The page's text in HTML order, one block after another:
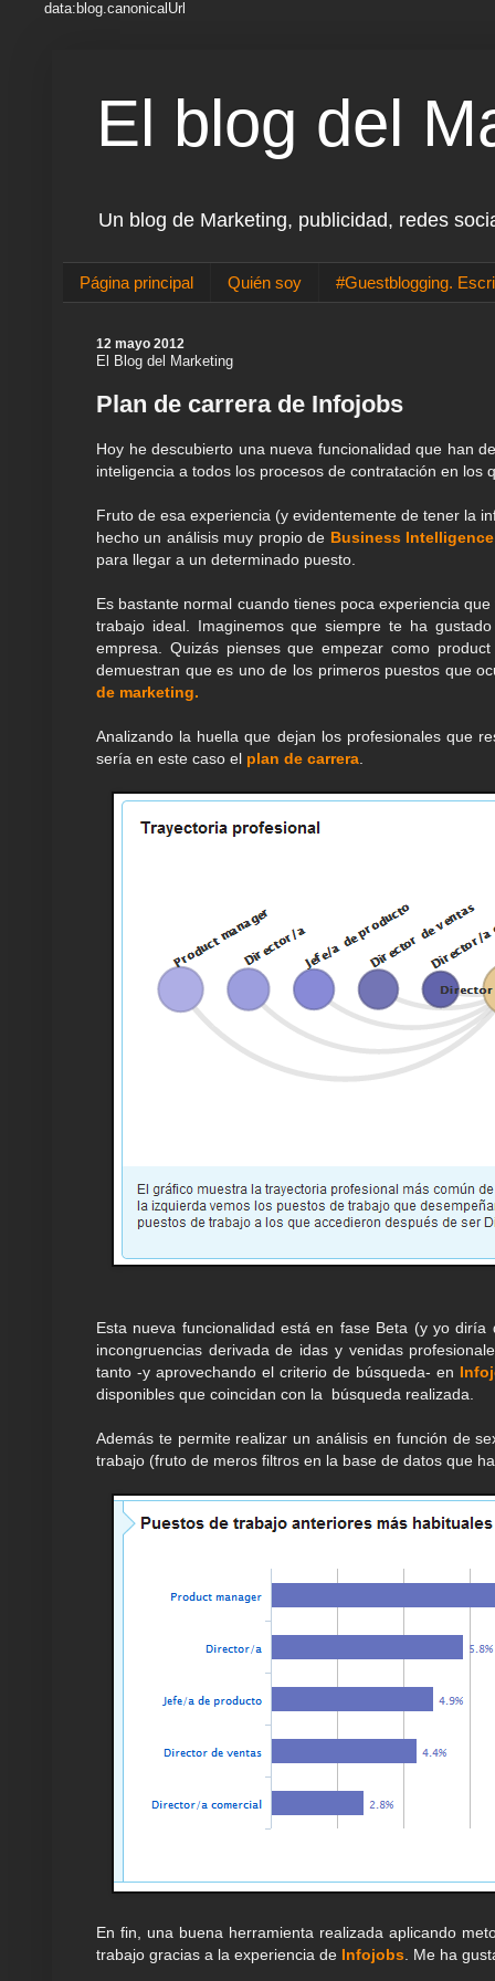
data:blog.canonicalUrl
El blog del
Un blog de Marketing, publicidad, redes
Página principal Quién soy #Guestblogging.
12 mayo 2012
El Blog del Marketing
Plan de carrera de Infojobs
Hoy he descubierto una nueva funcionalidad que han
inteligencia a todos los procesos de contratación en los
Fruto de esa experiencia (y evidentemente de tener la
hecho un análisis muy propio de Business Intelligence
para llegar a un determinado puesto.
Es bastante normal cuando tienes poca experiencia
trabajo ideal. Imaginemos que siempre te ha
empresa. Quizás pienses que empezar como
demuestran que es uno de los primeros puestos que
de marketing.
Analizando la huella que dejan los profesionales que
sería en este caso el plan de carrera
Esta nueva funcionalidad está en fase Beta (y yo
incongruencias derivada de idas y venidas
tanto -y aprovechando el criterio de búsqueda- en
disponibles que coincidan con la búsqueda realizada.
Además te permite realizar un análisis en función de
trabajo (fruto de meros filtros en la base de datos que
En fin, una buena herramienta realizada aplicando
trabajo gracias a la experiencia de Infojobs . Me ha